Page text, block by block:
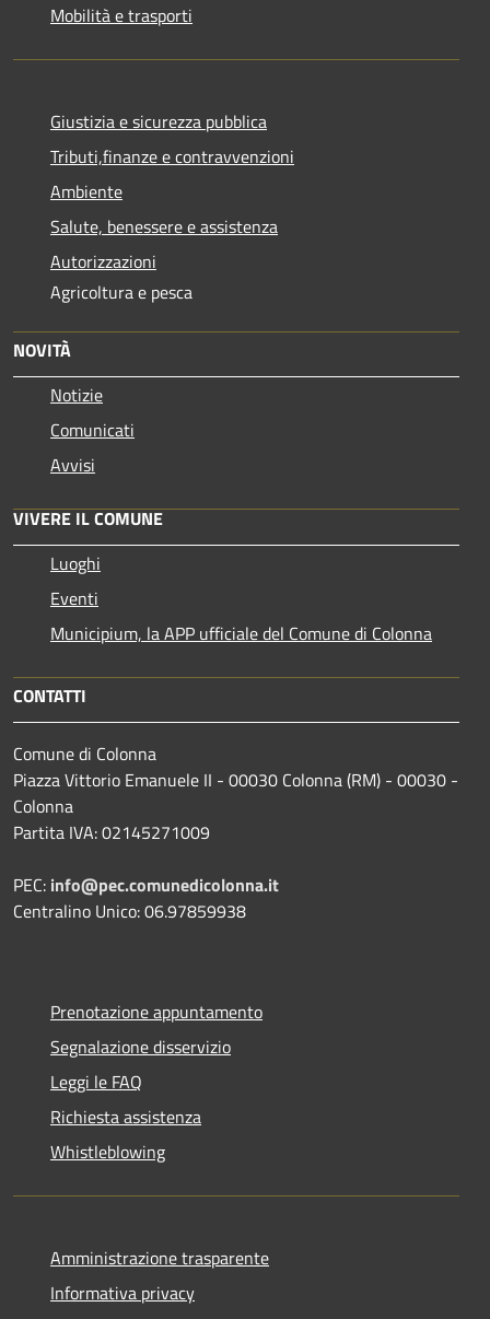
Mobilità e trasporti
Giustizia e sicurezza pubblica
Tributi,finanze e contravvenzioni
Ambiente
Salute, benessere e assistenza
Autorizzazioni
Agricoltura e pesca
NOVITÀ
Notizie
Comunicati
Avvisi
VIVERE IL COMUNE
Luoghi
Eventi
Municipium, la APP ufficiale del Comune di Colonna
CONTATTI
Comune di Colonna
Piazza Vittorio Emanuele II - 00030 Colonna (RM) - 00030 -
Colonna
Partita IVA: 02145271009
PEC: info@pec.comunedicolonna.it
Centralino Unico: 06.97859938
Prenotazione appuntamento
Segnalazione disservizio
Leggi le FAQ
Richiesta assistenza
Whistleblowing
Amministrazione trasparente
Informativa privacy